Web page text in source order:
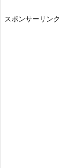
スポンサーリンク